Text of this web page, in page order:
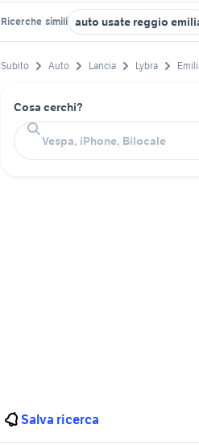
Ricerche simili auto usate reggio
Subito Auto Lancia Lybra
Cosa cerchi?
Salva ricerca